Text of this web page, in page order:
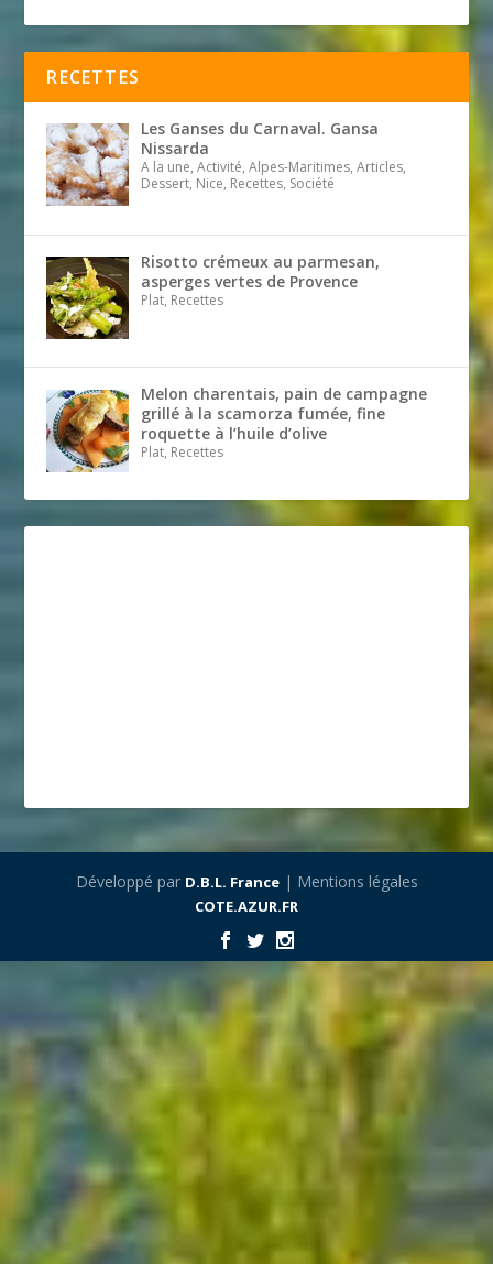
RECETTES
Les Ganses du Carnaval. Gansa
Nissarda
A la une, Activité, Alpes-Maritimes, Articles,
Dessert, Nice, Recettes, Société
Risotto crémeux au parmesan,
asperges vertes de Provence
Plat, Recettes
Melon charentais, pain de campagne
grillé à la scamorza fumée, fine
roquette à l’huile d’olive
Plat, Recettes
Développé par D.B.L. France| Mentions légales
COTE.AZUR.FR